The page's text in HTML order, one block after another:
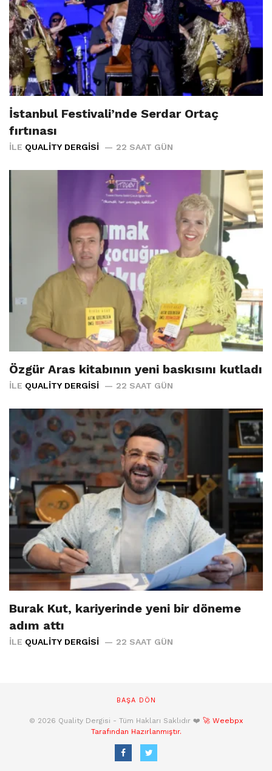
İstanbul Festivali’nde Serdar Ortaç
fırtınası
İLE QUALITY DERGISI 22 SAAT GÜN
Özgür Aras kitabının yeni baskısını kutladı
İLE QUALITY DERGISI 22 SAAT GÜN
Burak Kut, kariyerinde yeni bir döneme
adım attı
İLE QUALITY DERGISI 22 SAAT GÜN
BAŞA DÖN
© 2026 Quality Dergisi - Tüm Hakları Saklıdır ❤️ 🚀 Weebpx
Tarafından Hazırlanmıştır.